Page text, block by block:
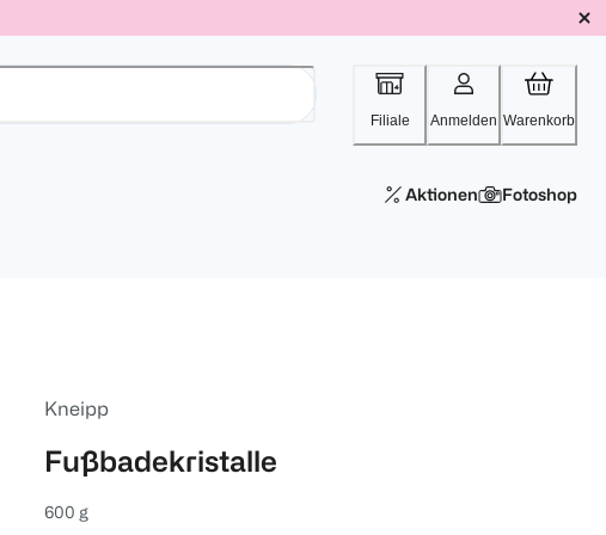
Filiale Anmelden Warenkorb
Aktionen Fotoshop
Kneipp
Fußbadekristalle
600 g